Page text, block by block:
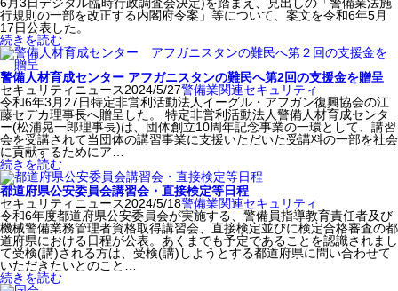
行規則の一部を改正する内閣府令案」等について、案文を令和6年5月
17日公表した。
続きを読む
警備人材育成センター アフガニスタンの難民へ第2回の支援金を贈呈
セキュリティニュース2024/5/27警備業関連セキュリティ
令和6年3月27日特定非営利活動法人イーグル・アフガン復興協会の江
藤セデカ理事長へ贈呈した。 特定非営利活動法人警備人材育成センタ
ー(松浦晃一郎理事長)は、団体創立10周年記念事業の一環として、講習
会を受講されて当団体の講習事業に支援いただいた受講料の一部を社会
に貢献するためにア…
続きを読む
都道府県公安委員会講習会・直接検定等日程
セキュリティニュース2024/5/18警備業関連セキュリティ
令和6年度都道府県公安委員会が実施する、警備員指導教育責任者及び
機械警備業務管理者資格取得講習会、直接検定並びに検定合格審査の都
道府県における日程が公表。あくまでも予定であることを認識されまし
て受検(講)される方は、受検(講)しようとする都道府県に問い合わせて
いただきたいとのこと…
続きを読む